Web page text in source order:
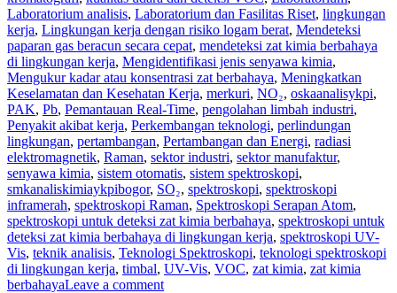
Laboratorium analisis, Laboratorium dan Fasilitas Riset, lingkungan
kerja, Lingkungan kerja dengan risiko logam berat, Mendeteksi
paparan gas beracun secara cepat, mendeteksi zat kimia berbahaya
di lingkungan kerja, Mengidentifikasi jenis senyawa kimia,
Mengukur kadar atau konsentrasi zat berbahaya, Meningkatkan
Keselamatan dan Kesehatan Kerja, merkuri, NO₂, oskaanalisykpi,
PAK, Pb, Pemantauan Real-Time, pengolahan limbah industri,
Penyakit akibat kerja, Perkembangan teknologi, perlindungan
lingkungan, pertambangan, Pertambangan dan Energi, radiasi
elektromagnetik, Raman, sektor industri, sektor manufaktur,
senyawa kimia, sistem otomatis, sistem spektroskopi,
smkanaliskimiaykpibogor, SO₂, spektroskopi, spektroskopi
inframerah, spektroskopi Raman, Spektroskopi Serapan Atom,
spektroskopi untuk deteksi zat kimia berbahaya, spektroskopi untuk
deteksi zat kimia berbahaya di lingkungan kerja, spektroskopi UV-
Vis, teknik analisis, Teknologi Spektroskopi, teknologi spektroskopi
di lingkungan kerja, timbal, UV-Vis, VOC, zat kimia, zat kimia
berbahayaLeave a comment